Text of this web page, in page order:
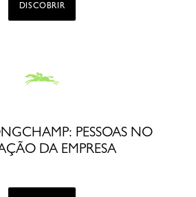
DISCOBRIR
PESSOAS NO
DA EMPRESA